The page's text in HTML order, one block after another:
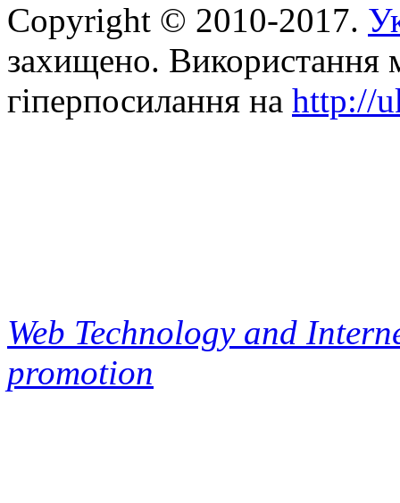
Copyright © 2010-2017.
захищено. Використання
гіперпосилання на http://
Web Technology and
promotion